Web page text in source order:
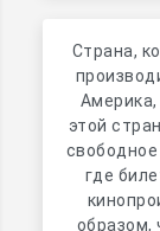
Страна,
Америка,
этой
где
образом,